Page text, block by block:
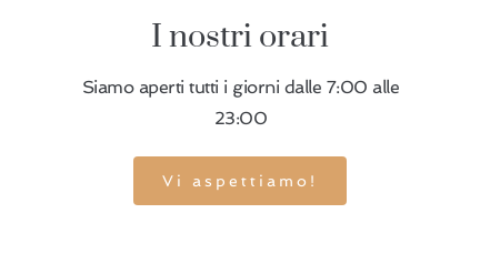
I nostri orari
Siamo aperti tutti i giorni dalle 7:00 alle
23:00
Vi aspettiamo!